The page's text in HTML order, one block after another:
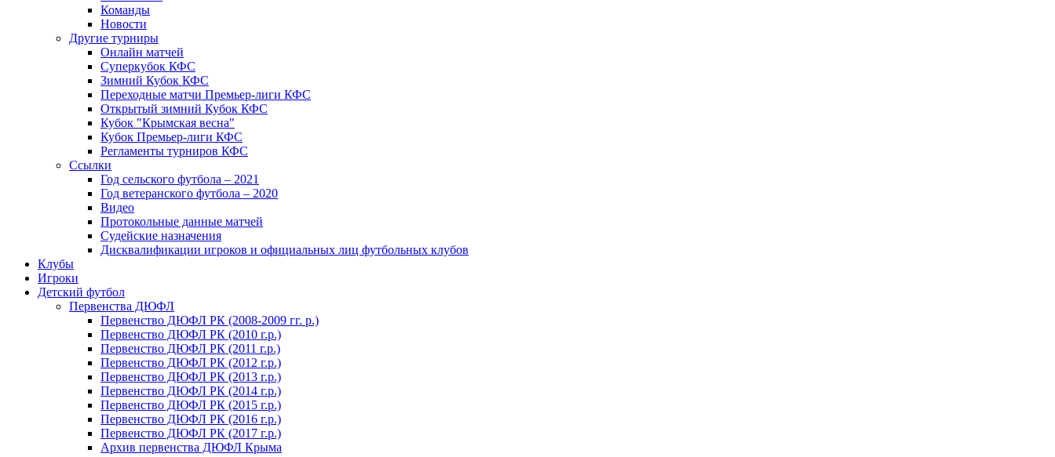
Команды
Новости
Другие турниры
Онлайн матчей
Суперкубок КФС
Зимний Кубок КФС
Переходные матчи Премьер-лиги КФС
Открытый зимний Кубок КФС
Кубок "Крымская весна"
Кубок Премьер-лиги КФС
Регламенты турниров КФС
Ссылки
Год сельского футбола – 2021
Год ветеранского футбола – 2020
Видео
Протокольные данные матчей
Судейские назначения
Дисквалификации игроков и официальных лиц футбольных клубов
Клубы
Игроки
Детский футбол
Первенства ДЮФЛ
Первенство ДЮФЛ РК (2008-2009 гг. р.)
Первенство ДЮФЛ РК (2010 г.р.)
Первенство ДЮФЛ РК (2011 г.р.)
Первенство ДЮФЛ РК (2012 г.р.)
Первенство ДЮФЛ РК (2013 г.р.)
Первенство ДЮФЛ РК (2014 г.р.)
Первенство ДЮФЛ РК (2015 г.р.)
Первенство ДЮФЛ РК (2016 г.р.)
Первенство ДЮФЛ РК (2017 г.р.)
Архив первенства ДЮФЛ Крыма